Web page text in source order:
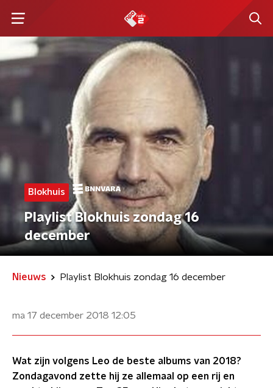
Blokhuis
Playlist Blokhuis zondag 16
december
Nieuws Playlist Blokhuis zondag 16 december
ma 17 december 2018 12:05
Wat zijn volgens Leo de beste albums van 2018?
Zondagavond zette hij ze allemaal op een rij en